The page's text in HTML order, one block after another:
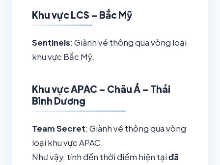
Khu vực LCS – Bắc Mỹ
Sentinels: Giành vé thông qua vòng loại
khu vực Bắc Mỹ.
Khu vực APAC – Châu Á – Thái
Bình Dương
Team Secret: Giành vé thông qua vòng
loại khu vực APAC.
Như vậy, tính đến thời điểm hiện tạiđã